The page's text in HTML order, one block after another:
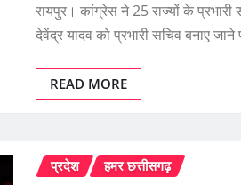
रायपुर। कांग्रेस ने 25 राज्यों के
देवेंद्र यादव को प्रभारी सचिव बनाए
READ MORE
प्रदेश हमर छत्तीसगढ़